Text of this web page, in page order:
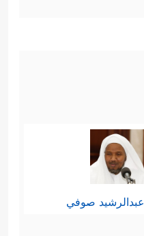
عبدالرشيد صوفي